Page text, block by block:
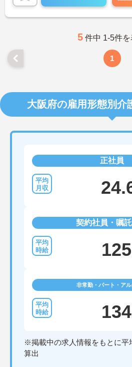
5 件中 1-5件
1
大阪府の雇用形態別介
正社員
契約社員・嘱
非常勤・パート・アル
※掲載中の求人情報をもとに平
算出